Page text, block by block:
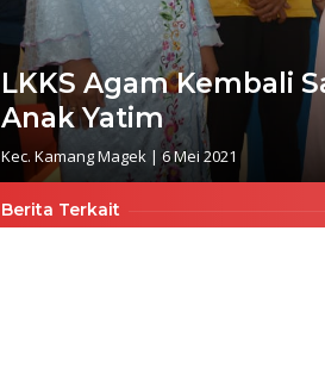
LKKS Agam Kembali
Anak Yatim
Kec. Kamang Magek | 6 Mei 2021
Berita Terkait